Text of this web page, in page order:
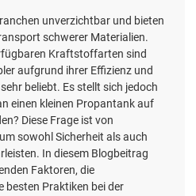
unverzichtbar und bieten
schwerer Materialien.
Kraftstoffarten sind
aufgrund ihrer Effizienz und
beliebt. Es stellt sich jedoch
einen kleinen Propantank auf
Diese Frage ist von
sowohl Sicherheit als auch
In diesem Blogbeitrag
Faktoren, die
besten Praktiken bei der